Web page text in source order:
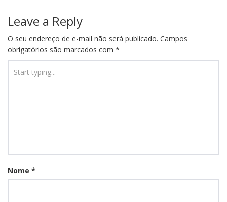
Leave a Reply
O seu endereço de e-mail não será publicado. Campos
obrigatórios são marcados com *
Nome *